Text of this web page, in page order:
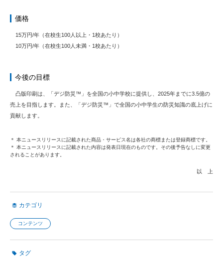
価格
15万円/年（在校生100人以上・1校あたり）
10万円/年（在校生100人未満・1校あたり）
今後の目標
凸版印刷は、「デジ防災™」を全国の小中学校に提供し、2025年までに3.5億の
売上を目指します。また、「デジ防災™」で全国の小中学生の防災知識の底上げに
貢献します。
＊ 本ニュースリリースに記載された商品・サービス名は各社の商標または登録商標です。
＊ 本ニュースリリースに記載された内容は発表日現在のものです。その後予告なしに変更
されることがあります。
以 上
カテゴリ
コンテンツ
タグ